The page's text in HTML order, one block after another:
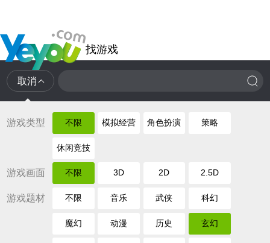
找游戏
取消
游戏类型 不限 模拟经营 角色扮演 策略
休闲竞技
游戏画面 不限 3D 2D 2.5D
游戏题材 不限 音乐 武侠 科幻
魔幻 动漫 历史 玄幻